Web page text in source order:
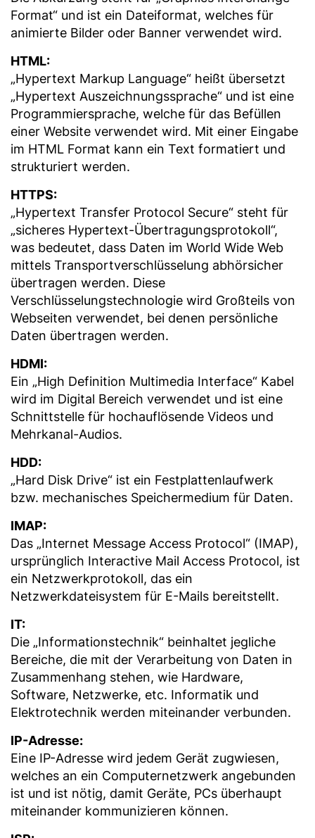
Format“ und ist ein Dateiformat, welches für
animierte Bilder oder Banner verwendet wird.
HTML:
„Hypertext Markup Language“ heißt übersetzt
„Hypertext Auszeichnungssprache“ und ist eine
Programmiersprache, welche für das Befüllen
einer Website verwendet wird. Mit einer Eingabe
im HTML Format kann ein Text formatiert und
strukturiert werden.
HTTPS:
„Hypertext Transfer Protocol Secure“ steht für
„sicheres Hypertext-Übertragungsprotokoll“,
was bedeutet, dass Daten im World Wide Web
mittels Transportverschlüsselung abhörsicher
übertragen werden. Diese
Verschlüsselungstechnologie wird Großteils von
Webseiten verwendet, bei denen persönliche
Daten übertragen werden.
HDMI:
Ein „High Definition Multimedia Interface“ Kabel
wird im Digital Bereich verwendet und ist eine
Schnittstelle für hochauflösende Videos und
Mehrkanal-Audios.
HDD:
„Hard Disk Drive“ ist ein Festplattenlaufwerk
bzw. mechanisches Speichermedium für Daten.
IMAP:
Das „Internet Message Access Protocol“ (IMAP),
ursprünglich Interactive Mail Access Protocol, ist
ein Netzwerkprotokoll, das ein
Netzwerkdateisystem für E-Mails bereitstellt.
IT:
Die „Informationstechnik“ beinhaltet jegliche
Bereiche, die mit der Verarbeitung von Daten in
Zusammenhang stehen, wie Hardware,
Software, Netzwerke, etc. Informatik und
Elektrotechnik werden miteinander verbunden.
IP-Adresse:
Eine IP-Adresse wird jedem Gerät zugwiesen,
welches an ein Computernetzwerk angebunden
ist und ist nötig, damit Geräte, PCs überhaupt
miteinander kommunizieren können.